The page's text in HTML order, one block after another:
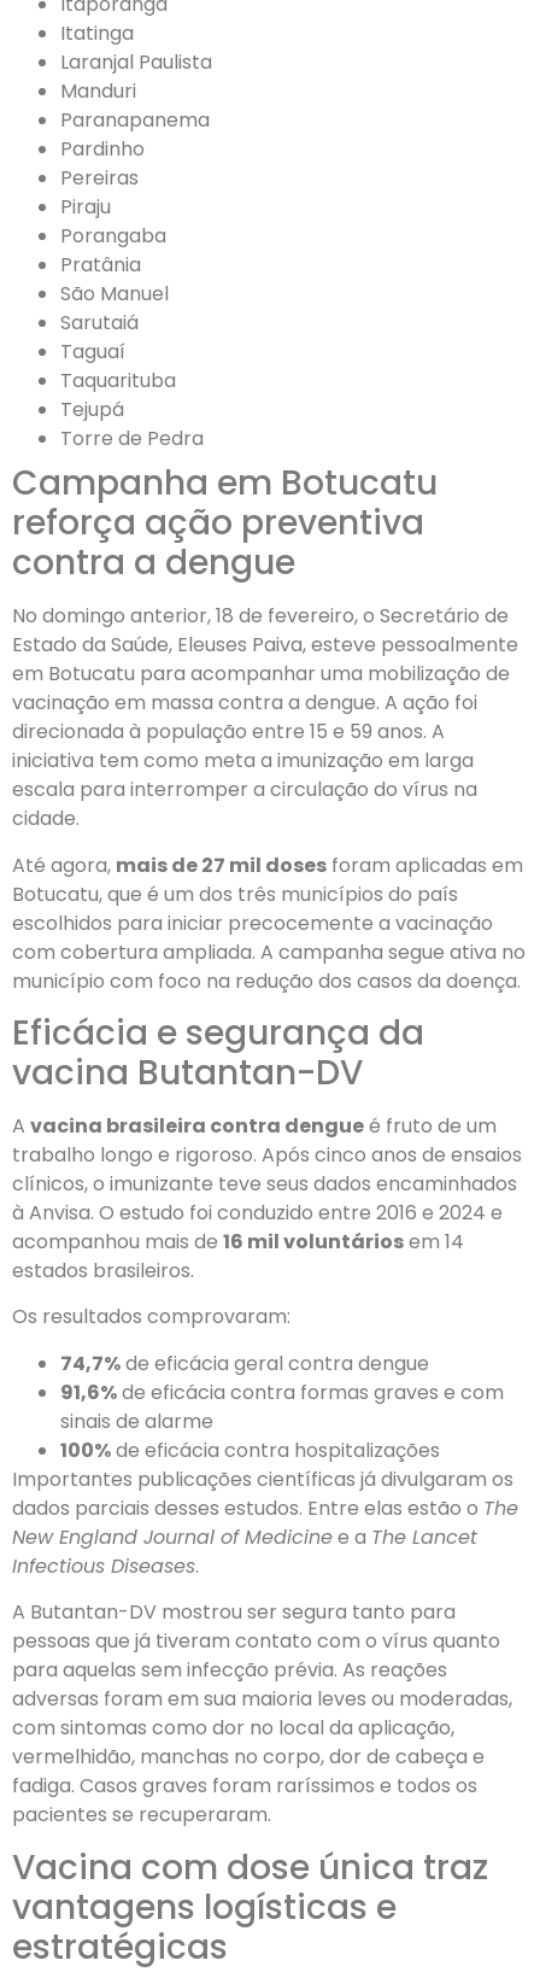
Itatinga
Laranjal Paulista
Manduri
Paranapanema
Pardinho
Pereiras
Piraju
Porangaba
Pratânia
São Manuel
Sarutaiá
Taguaí
Taquarituba
Tejupá
Torre de Pedra
Campanha em Botucatu
reforça ação preventiva
contra a dengue
No domingo anterior, 18 de fevereiro, o Secretário de
Estado da Saúde, Eleuses Paiva, esteve pessoalmente
em Botucatu para acompanhar uma mobilização de
vacinação em massa contra a dengue. A ação foi
direcionada à população entre 15 e 59 anos. A
iniciativa tem como meta a imunização em larga
escala para interromper a circulação do vírus na
cidade.
Até agora, mais de 27 mil doses foram aplicadas em
Botucatu, que é um dos três municípios do país
escolhidos para iniciar precocemente a vacinação
com cobertura ampliada. A campanha segue ativa no
município com foco na redução dos casos da doença.
Eficácia e segurança da
vacina Butantan-DV
A vacina brasileira contra dengueé fruto de um
trabalho longo e rigoroso. Após cinco anos de ensaios
clínicos, o imunizante teve seus dados encaminhados
à Anvisa. O estudo foi conduzido entre 2016 e 2024 e
acompanhou mais de 16 mil voluntáriosem 14
estados brasileiros.
Os resultados comprovaram:
74,7%de eficácia geral contra dengue
91,6%de eficácia contra formas graves e com
sinais de alarme
100%de eficácia contra hospitalizações
Importantes publicações científicas já divulgaram os
dados parciais desses estudos. Entre elas estão o The
New England Journal of Medicinee a The Lancet
Infectious Diseases.
A Butantan-DV mostrou ser segura tanto para
pessoas que já tiveram contato com o vírus quanto
para aquelas sem infecção prévia. As reações
adversas foram em sua maioria leves ou moderadas,
com sintomas como dor no local da aplicação,
vermelhidão, manchas no corpo, dor de cabeça e
fadiga. Casos graves foram raríssimos e todos os
pacientes se recuperaram.
Vacina com dose única traz
vantagens logísticas e
estratégicas